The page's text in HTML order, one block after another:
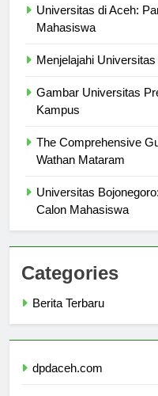
Universitas di Aceh:
Gambar Universitas
The Comprehensive
Universitas
Categories